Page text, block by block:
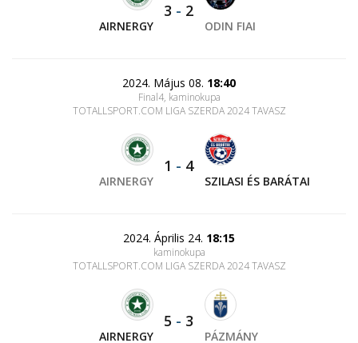
AIRNERGY
3 - 2
ODIN FIAI
2024. Május 08. 18:40
Final4, kaminokupa
TOTALLSPORT.COM LIGA SZERDA 2024 TAVASZ
AIRNERGY
1 - 4
SZILASI ÉS BARÁTAI
2024. Április 24. 18:15
kaminokupa
TOTALLSPORT.COM LIGA SZERDA 2024 TAVASZ
AIRNERGY
5 - 3
PÁZMÁNY